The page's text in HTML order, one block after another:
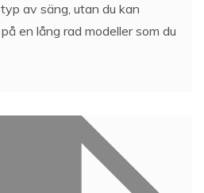
av säng, utan du kan
en lång rad modeller som du